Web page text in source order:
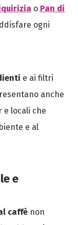
o Pan di
ogni
e ai filtri
anche
locali che
e al
e
caffènon